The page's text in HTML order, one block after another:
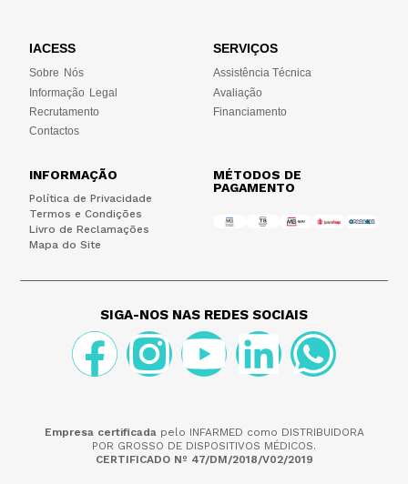
IACESS
Sobre Nós
Informação Legal
Recrutamento
Contactos
SERVIÇOS
Assistência Técnica
Avaliação
Financiamento
INFORMAÇÃO
Política de Privacidade
Termos e Condições
Livro de Reclamações
Mapa do Site
MÉTODOS DE
PAGAMENTO
SIGA-NOS NAS REDES SOCIAIS
Empresa certificadapelo INFARMED como DISTRIBUIDORA
POR GROSSO DE DISPOSITIVOS MÉDICOS.
CERTIFICADO Nº 47/DM/2018/V02/2019